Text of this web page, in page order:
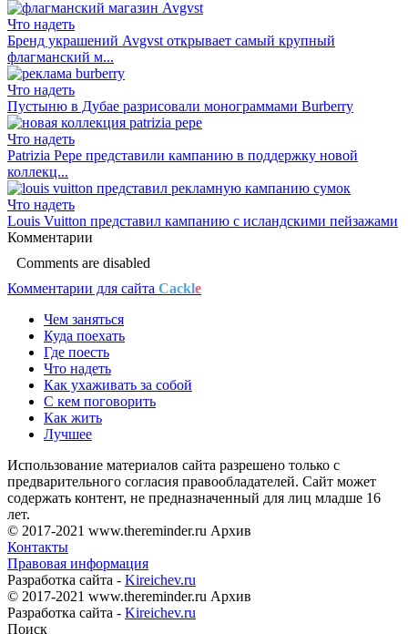
Что надеть
Бренд украшений Avgvst открывает самый крупный
флагманский м...
Что надеть
Пустыню в Дубае разрисовали монограммами Burberry
Что надеть
Patrizia Pepe представили кампанию в поддержку новой
коллекц...
Что надеть
Louis Vuitton представил кампанию с исландскими пейзажами
Комментарии
Comments are disabled
Комментарии для сайта Cackle
Чем заняться
Куда поехать
Где поесть
Что надеть
Как ухаживать за собой
С кем поговорить
Как жить
Лучшее
Использование материалов сайта разрешено только с
предварительного согласия правообладателей. Сайт может
содержать контент, не предназначенный для лиц младше 16
лет.
© 2017-2021 www.thereminder.ru Архив
Контакты
Правовая информация
Разработка сайта - Kireichev.ru
© 2017-2021 www.thereminder.ru Архив
Разработка сайта - Kireichev.ru
Поиск